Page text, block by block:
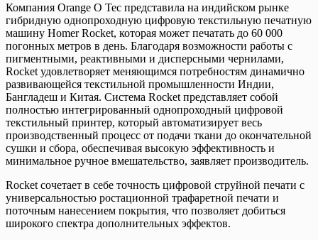
Компания Orange O Tec представила на индийском рынке
гибридную однопроходную цифровую текстильную печатную
машину Homer Rocket, которая может печатать до 60 000
погонных метров в день. Благодаря возможности работы с
пигментными, реактивными и дисперсными чернилами,
Rocket удовлетворяет меняющимся потребностям динамично
развивающейся текстильной промышленности Индии,
Бангладеш и Китая. Система Rocket представляет собой
полностью интегрированный однопроходный цифровой
текстильный принтер, который автоматизирует весь
производственный процесс от подачи ткани до окончательной
сушки и сбора, обеспечивая высокую эффективность и
минимальное ручное вмешательство, заявляет производитель.
Rocket сочетает в себе точность цифровой струйной печати с
универсальностью ростационной трафаретной печати и
поточным нанесением покрытия, что позволяет добиться
широкого спектра дополнительных эффектов.